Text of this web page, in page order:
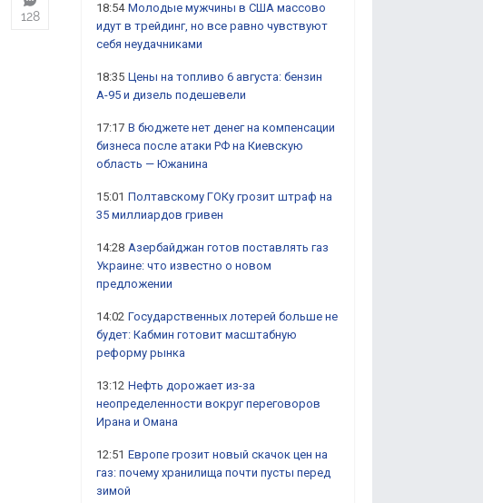
128
18:54 Молодые мужчины в США массово
идут в трейдинг, но все равно чувствуют
себя неудачниками
18:35 Цены на топливо 6 августа: бензин
А-95 и дизель подешевели
17:17 В бюджете нет денег на компенсации
бизнеса после атаки РФ на Киевскую
область — Южанина
15:01 Полтавскому ГОКу грозит штраф на
35 миллиардов гривен
14:28 Азербайджан готов поставлять газ
Украине: что известно о новом
предложении
14:02 Государственных лотерей больше не
будет: Кабмин готовит масштабную
реформу рынка
13:12 Нефть дорожает из-за
неопределенности вокруг переговоров
Ирана и Омана
12:51 Европе грозит новый скачок цен на
газ: почему хранилища почти пусты перед
зимой